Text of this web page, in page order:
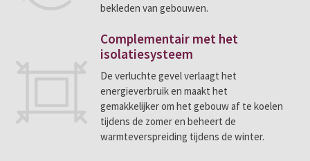
bekleden van gebouwen.
Complementair met het
isolatiesysteem
De verluchte gevel verlaagt het
energieverbruik en maakt het
gemakkelijker om het gebouw af te koelen
tijdens de zomer en beheert de
warmteverspreiding tijdens de winter.